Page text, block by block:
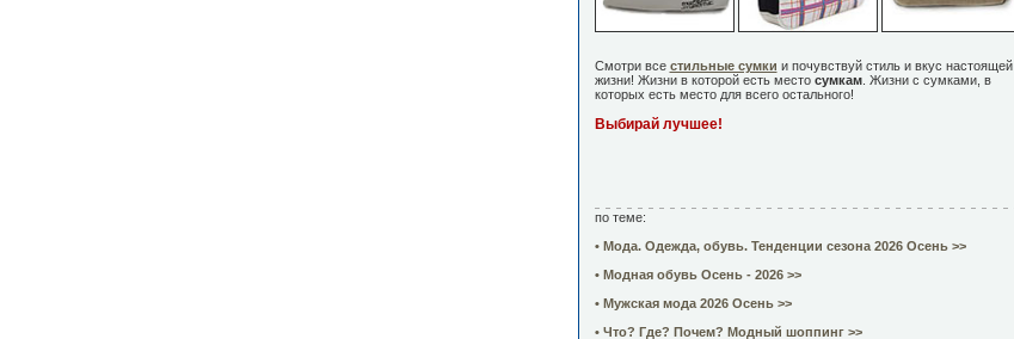
Смотри все стильные сумки и почувствуй стиль и вкус настоящей
жизни! Жизни в которой есть место сумкам. Жизни с сумками, в
которых есть место для всего остального!
Выбирай лучшее!
по теме:
• Мода. Одежда, обувь. Тенденции сезона 2026 Осень >>
• Модная обувь Осень - 2026 >>
• Мужская мода 2026 Осень >>
• Что? Где? Почем? Модный шоппинг >>